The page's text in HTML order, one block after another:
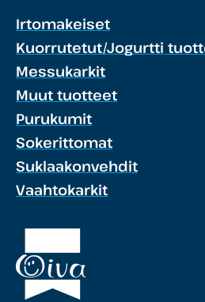
Irtomakeiset
Kuorrutetut/Jogurtti
Messukarkit
Muut tuotteet
Purukumit
Sokerittomat
Suklaakonvehdit
Vaahtokarkit